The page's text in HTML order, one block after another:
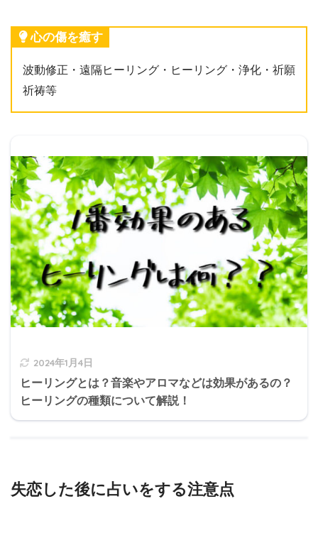
心の傷を癒す
波動修正・遠隔ヒーリング・ヒーリング・浄化・祈願
祈祷等
2024年1月4日
ヒーリングとは？音楽やアロマなどは効果があるの？
ヒーリングの種類について解説！
失恋した後に占いをする注意点